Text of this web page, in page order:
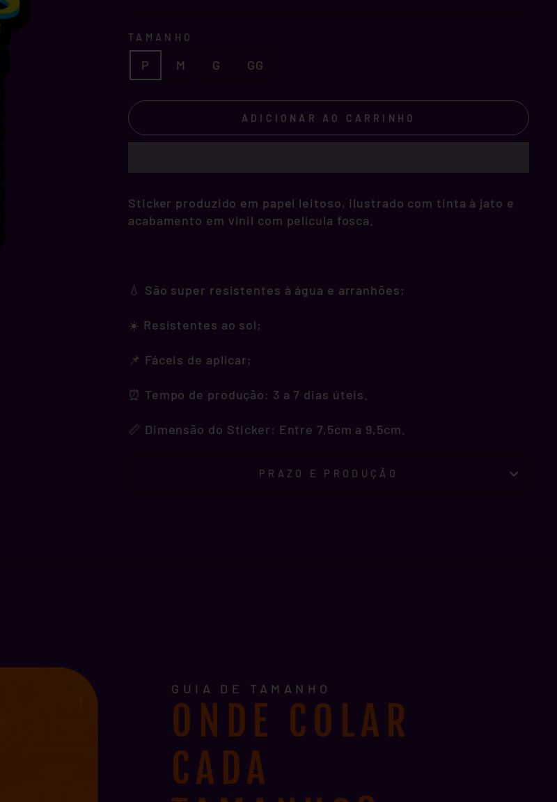
TAMANHO
P M G GG
ADICIONAR AO CARRINHO
Sticker produzido em papel leitoso, ilustrado com tinta à jato e
acabamento em vinil com película fosca.
💧 São super resistentes à água e arranhões;
☀️ Resistentes ao sol;
📌 Fáceis de aplicar;
⏰ Tempo de produção: 3 a 7 dias úteis.
📏 Dimensão do Sticker: Entre 7,5cm a 9,5cm.
PRAZO E PRODUÇÃO
GUIA DE TAMANHO
ONDE COLAR
CADA